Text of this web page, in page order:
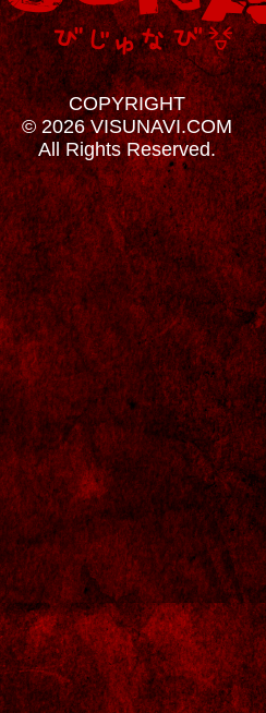
COPYRIGHT
© 2026 VISUNAVI.COM
All Rights Reserved.